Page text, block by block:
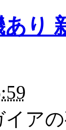
り
イア